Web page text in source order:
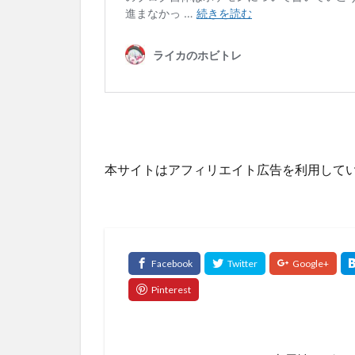
本サイトはアフィリエイト広告を利用して